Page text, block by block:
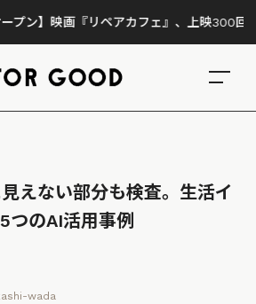
リペアカフェ』、上映300回の先で見えて
見えない部分も検査。生活イ
つのAI活用事例
wada